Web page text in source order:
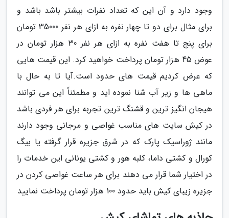
وجود دارد و آن این که تعداد نفرات بیشتر باشد باشد و
برای مثال برای دو تا چهار نفره به ازای هر نفر 35000 تومان
برای پنج تا هفت نفره به ازای هر نفر 30 هزار تومان در
عوض 45 هزار تومان پرداخت خواهید کرد. این قیمت هایی
که عرض کردیم قیمت های حدود است.آیا تا به حال با
ماهی ها و زیر آب شنا نموده اید و مطمئناً این می توانند
هیجان انگیز ترین و قشنگ ترین تجربه برای هر فردی باشد
در کیش سایت های مناسب غواصی و مرجانی وجود دارند
مانند ژوراسیک پارک که در شرق جزیره قرار گرفته یا بیگ
کورال و کشتی داما، کلبه هور و کشتی یونانی این خدمات را
در اختیار شما قرار می دهند برای هر ساعت غواصی کردن در
جزیره زیبای کیش باید حدود 100 هزار تومان پرداخت نمایید